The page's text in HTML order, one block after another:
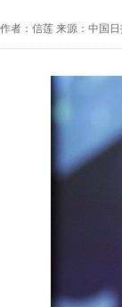
作者：信莲 来源：中国日